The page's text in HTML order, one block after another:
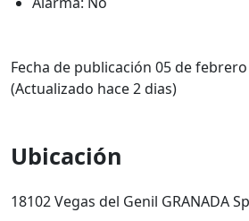
Fecha de publicación 05 de
(Actualizado hace 2 dias)
Ubicación
18102 Vegas del Genil GRANADA